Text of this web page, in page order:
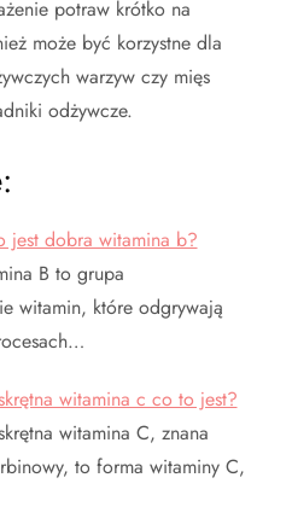
potraw krótko na
może być korzystne dla
warzyw czy mięs
odżywcze.
jest dobra witamina b?
B to grupa
witamin, które odgrywają
witamina c co to jest?
witamina C, znana
to forma witaminy C,